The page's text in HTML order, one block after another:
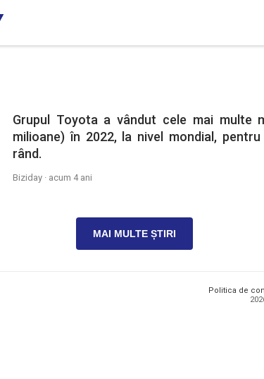
Grupul Toyota a vândut cele mai multe
milioane) în 2022, la nivel mondial,
rând.
Biziday · acum 4 ani
MAI MULTE ȘTIRI
Politica de